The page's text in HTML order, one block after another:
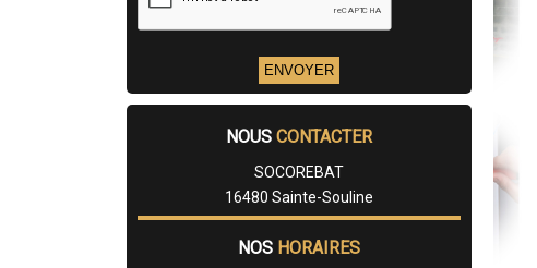
NOUS CONTACTER
SOCOREBAT
16480 Sainte-Souline
NOS HORAIRES